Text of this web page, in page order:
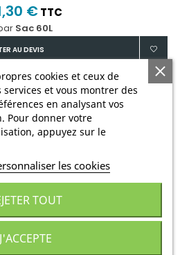
€ TTC
Sac 60L
AU DEVIS
cookies et ceux de
et vous montrer des
en analysant vos
Pour donner votre
appuyez sur le
les cookies
TOUT
J'ACCEPTE